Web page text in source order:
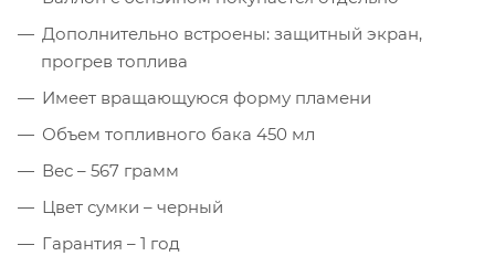
Дополнительно встроены: защитный экран,
прогрев топлива
Имеет вращающуюся форму пламени
Объем топливного бака 450 мл
Вес – 567 грамм
Цвет сумки – черный
Гарантия – 1 год